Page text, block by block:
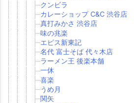
クンビラ
カレーショップ C&C 渋谷店
真打みかさ 渋谷店
味の兆楽
エビス新東記
名代 富士そば 代々木店
ラーメン王 後楽本舗
一休
喜楽
うめ月
関矢